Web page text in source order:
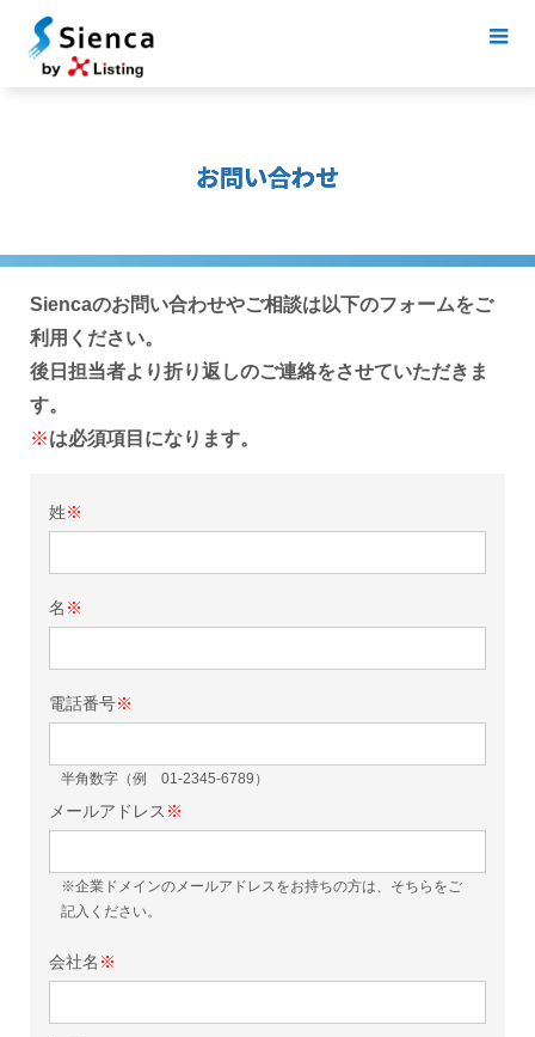
お問い合わせ
Siencaのお問い合わせやご相談は以下のフォームをご
利用ください。
後日担当者より折り返しのご連絡をさせていただきま
す。
※は必須項目になります。
姓※
名 ※
電話番号※
半角数字（例 01-2345-6789）
メールアドレス ※
※企業ドメインのメールアドレスをお持ちの方は、そちらをご
記入ください。
会社名 ※